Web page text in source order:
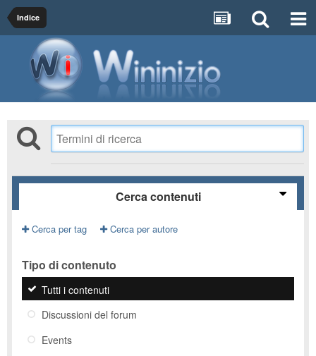
Indice
Cerca contenuti
Cerca per tag Cerca per autore
Tipo di contenuto
Tutti i contenuti
Discussioni del forum
Events